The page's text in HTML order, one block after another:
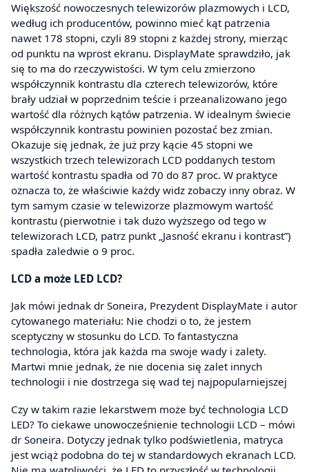
Większość nowoczesnych telewizorów plazmowych i LCD,
według ich producentów, powinno mieć kąt patrzenia
nawet 178 stopni, czyli 89 stopni z każdej strony, mierząc
od punktu na wprost ekranu. DisplayMate sprawdziło, jak
się to ma do rzeczywistości. W tym celu zmierzono
współczynnik kontrastu dla czterech telewizorów, które
brały udział w poprzednim teście i przeanalizowano jego
wartość dla różnych kątów patrzenia. W idealnym świecie
współczynnik kontrastu powinien pozostać bez zmian.
Okazuje się jednak, że już przy kącie 45 stopni we
wszystkich trzech telewizorach LCD poddanych testom
wartość kontrastu spadła od 70 do 87 proc. W praktyce
oznacza to, że właściwie każdy widz zobaczy inny obraz. W
tym samym czasie w telewizorze plazmowym wartość
kontrastu (pierwotnie i tak dużo wyższego od tego w
telewizorach LCD, patrz punkt „Jasność ekranu i kontrast”)
spadła zaledwie o 9 proc.
LCD a może LED LCD?
Jak mówi jednak dr Soneira, Prezydent DisplayMate i autor
cytowanego materiału: Nie chodzi o to, że jestem
sceptyczny w stosunku do LCD. To fantastyczna
technologia, która jak każda ma swoje wady i zalety.
Martwi mnie jednak, że nie docenia się zalet innych
technologii i nie dostrzega się wad tej najpopularniejszej
Czy w takim razie lekarstwem może być technologia LCD
LED? To ciekawe unowocześnienie technologii LCD – mówi
dr Soneira. Dotyczy jednak tylko podświetlenia, matryca
jest wciąż podobna do tej w standardowych ekranach LCD.